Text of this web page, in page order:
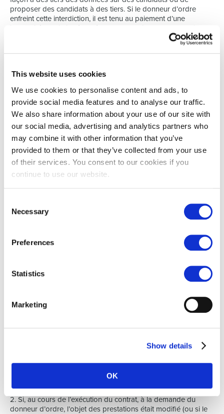
This website uses cookies
We use cookies to personalise content and ads, to
provide social media features and to analyse our traffic.
We also share information about your use of our site with
our social media, advertising and analytics partners who
may combine it with other information that you’ve
provided to them or that they’ve collected from your use
of their services. You consent to our cookies if you
continue to use our website.
Selection
Necessary
Preferences
Statistics
Marketing
Show details
OK
proposer des candidats à des tiers. Si le donneur d’ordre
enfreint cette interdiction, il est tenu au paiement d’une
indemnité forfaitaire égale à 20% du salaire brut du candidat.
Cet article est déjà d’application dès le premier contact entre le
donneur d’ordre et l’employé, même avant le début effectif de
Cet article est également d’application pour tous les candidats
qui sont proposés par Select Human Resources.
Article 9 : Paiement et coûts additionnels
1. Les factures de Select Human Resources sont payables à la
réception, net et sans escompte. En cas de paiement autre
qu’en espèces, par virement, domiciliation ou chèque, les coûts
de l’encaissement sont à charge du donneur d’ordre. Faute de
paiement à la réception de la facture, ou à la date d’échéance
convenue, un intérêt de 0,85 % par mois sera dû et de surcroît
HR n’entraînent aucune novation de créance et n’impliquent
pas une dérogation aux présentes conditions de vente. Le
Si le donneur d’ordre ne remplit pas ses obligations légales ou
paiement, toutes les factures de Select HR deviennent
être tenue au paiement de quelque indemnité, de considérer
toutes conventions en cours comme résolues. Le donneur
Toute réclamation concernant les factures doit parvenir à
Select HR dans les huit jours de calendrier à partir de la date
de facture par recommandé motivé. Après ce délai, aucune
2. Si, au cours de l’exécution du contrat, à la demande du
donneur d’ordre, l’objet des prestations était modifié (ou si le